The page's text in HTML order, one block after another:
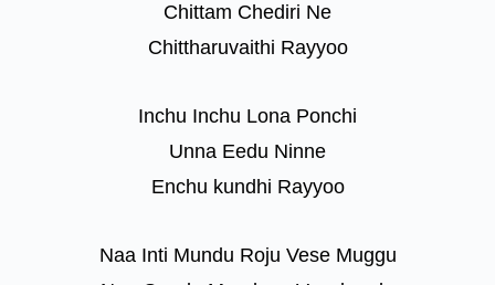
Chittam Chediri Ne
Chittharuvaithi Rayyoo
Inchu Inchu Lona Ponchi
Unna Eedu Ninne
Enchu kundhi Rayyoo
Naa Inti Mundu Roju Vese Muggu